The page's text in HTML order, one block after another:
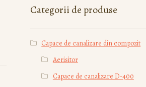
Categorii de produse
Capace de canalizare din compozit
Aerisitor
Capace de canalizare D-400